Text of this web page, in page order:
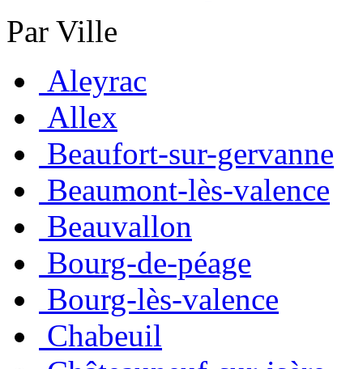
Par Ville
Aleyrac
Allex
Beaufort-sur-gervanne
Beaumont-lès-valence
Beauvallon
Bourg-de-péage
Bourg-lès-valence
Chabeuil